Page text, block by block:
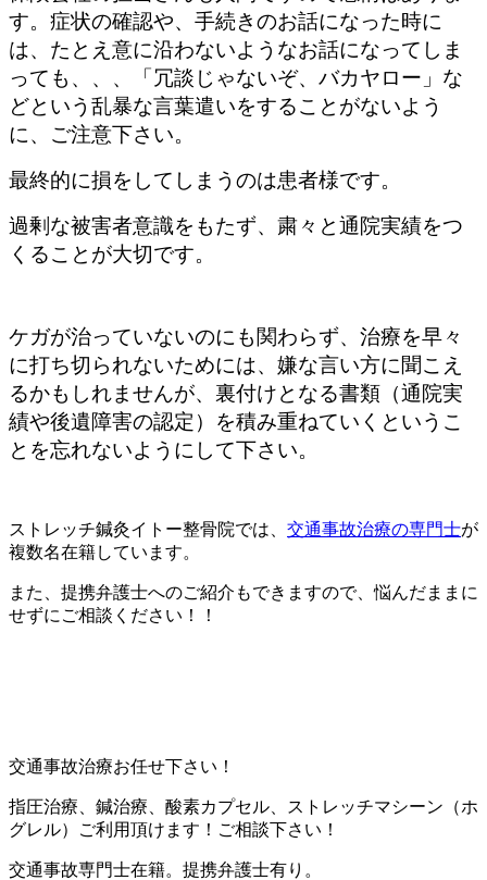
す。症状の確認や、手続きのお話になった時に
は、たとえ意に沿わないようなお話になってしま
っても、、、「冗談じゃないぞ、バカヤロー」な
どという乱暴な言葉遣いをすることがないよう
に、ご注意下さい。
最終的に損をしてしまうのは患者様です。
過剰な被害者意識をもたず、粛々と通院実績をつ
くることが大切です。
ケガが治っていないのにも関わらず、治療を早々
に打ち切られないためには、嫌な言い方に聞こえ
るかもしれませんが、裏付けとなる書類（通院実
績や後遺障害の認定）を積み重ねていくというこ
とを忘れないようにして下さい。
ストレッチ鍼灸イトー整骨院では、 交通事故治療の専門士が
複数名在籍しています。
また、提携弁護士へのご紹介もできますので、悩んだままに
せずにご相談ください！！
交通事故治療お任せ下さい！
指圧治療、鍼治療、酸素カプセル、ストレッチマシーン（ホ
グレル）ご利用頂けます！ご相談下さい！
交通事故専門士在籍。提携弁護士有り。